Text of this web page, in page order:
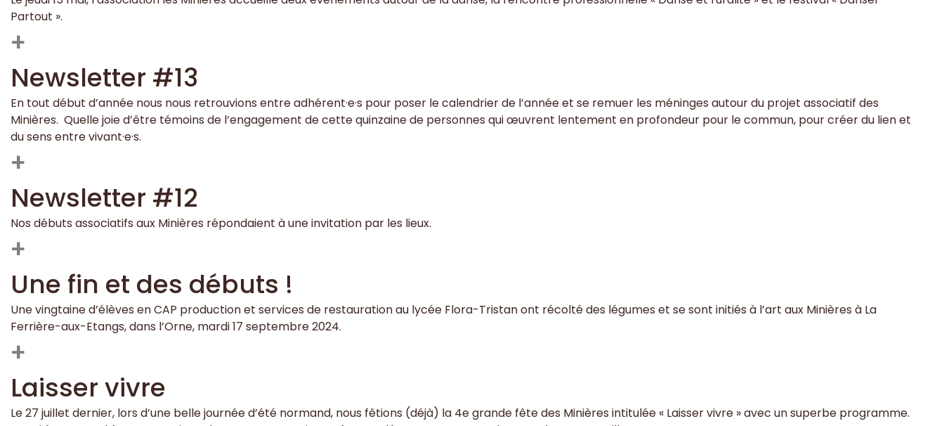
Partout ».
+
Newsletter #13
En tout début d’année nous nous retrouvions entre adhérent·e·s pour poser le calendrier de l’année et se remuer les méninges autour du projet associatif des
Minières. Quelle joie d’être témoins de l’engagement de cette quinzaine de personnes qui œuvrent lentement en profondeur pour le commun, pour créer du lien et
du sens entre vivant·e·s.
+
Newsletter #12
Nos débuts associatifs aux Minières répondaient à une invitation par les lieux.
+
Une fin et des débuts !
Une vingtaine d’élèves en CAP production et services de restauration au lycée Flora-Tristan ont récolté des légumes et se sont initiés à l’art aux Minières à La
Ferrière-aux-Etangs, dans l’Orne, mardi 17 septembre 2024.
+
Laisser vivre
Le 27 juillet dernier, lors d’une belle journée d’été normand, nous fêtions (déjà) la 4e grande fête des Minières intitulée « Laisser vivre » avec un superbe programme.